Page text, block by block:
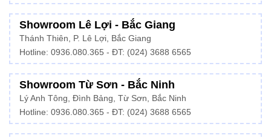
Showroom Lê Lợi - Bắc Giang
Thánh Thiên, P. Lê Lợi, Bắc Giang
Hotline: 0936.080.365 - ĐT: (024) 3688 6565
Showroom Từ Sơn - Bắc Ninh
Lý Anh Tông, Đình Bảng, Từ Sơn, Bắc Ninh
Hotline: 0936.080.365 - ĐT: (024) 3688 6565